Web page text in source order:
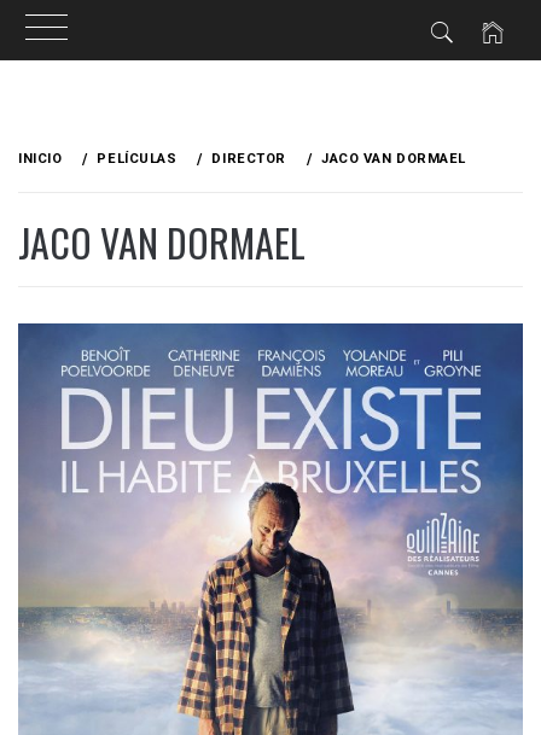
INICIO PELÍCULAS DIRECTOR JACO VAN DORMAEL
JACO VAN DORMAEL